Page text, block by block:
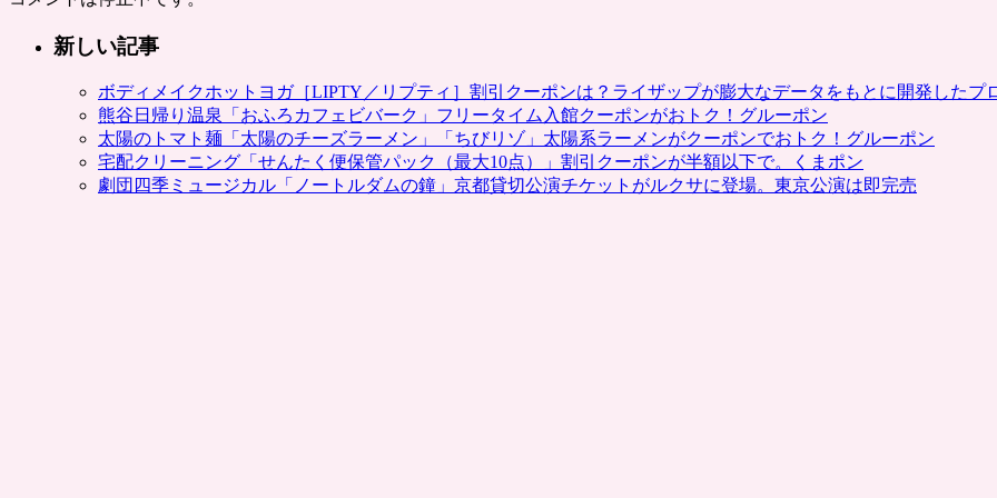
新しい記事
ボディメイクホットヨガ［LIPTY／リプティ］割引クーポンは？ライザップが膨大なデータをもとに開発したプ
熊谷日帰り温泉「おふろカフェビバーク」フリータイム入館クーポンがおトク！グルーポン
太陽のトマト麺「太陽のチーズラーメン」「ちびリゾ」太陽系ラーメンがクーポンでおトク！グルーポン
宅配クリーニング「せんたく便保管パック（最大10点）」割引クーポンが半額以下で。くまポン
劇団四季ミュージカル「ノートルダムの鐘」京都貸切公演チケットがルクサに登場。東京公演は即完売